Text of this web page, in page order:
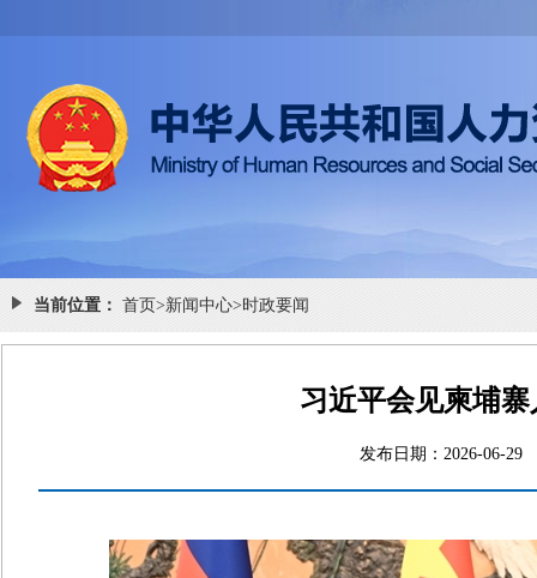
当前位置： 首页>新闻中心>时政要闻
习近平会见柬埔
发布日期：